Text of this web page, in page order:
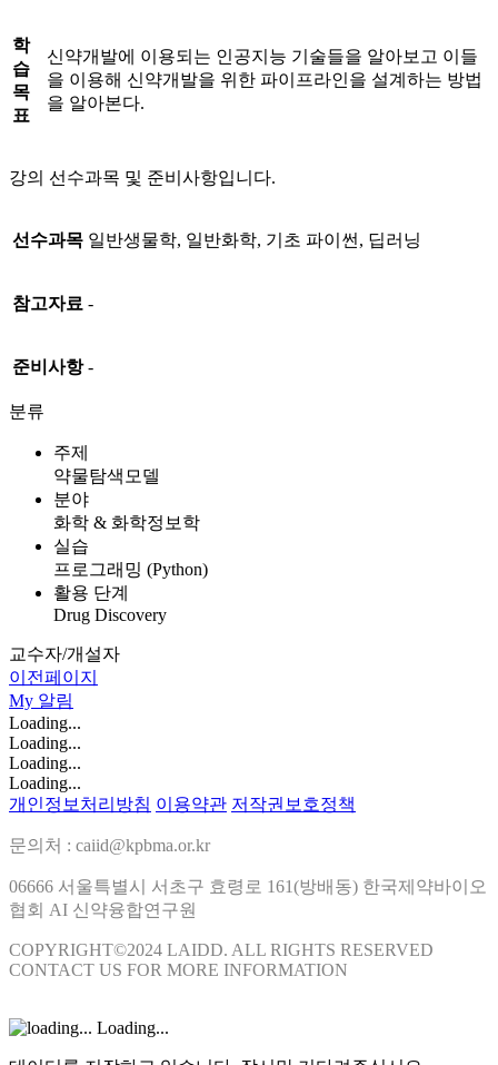
학
습
목
표
신약개발에 이용되는 인공지능 기술들을 알아보고 이들
을 이용해 신약개발을 위한 파이프라인을 설계하는 방법
을 알아본다.
강의 선수과목 및 준비사항입니다.
선수과목 일반생물학, 일반화학, 기초 파이썬, 딥러닝
참고자료 -
준비사항 -
분류
주제
약물탐색모델
분야
화학 & 화학정보학
실습
프로그래밍 (Python)
활용 단계
Drug Discovery
교수자/개설자
이전페이지
My 알림
Loading...
Loading...
Loading...
Loading...
개인정보처리방침 이용약관 저작권보호정책
문의처 : caiid@kpbma.or.kr
06666 서울특별시 서초구 효령로 161(방배동) 한국제약바이오
협회 AI 신약융합연구원
COPYRIGHT©2024 LAIDD. ALL RIGHTS RESERVED
CONTACT US FOR MORE INFORMATION
Loading...